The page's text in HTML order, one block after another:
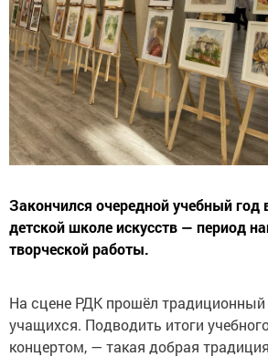
Закончился очередной учебный год
детской школе искусств — период
творческой работы.
На сцене РДК прошёл традиционный
учащихся. Подводить итоги
концертом, — такая добрая